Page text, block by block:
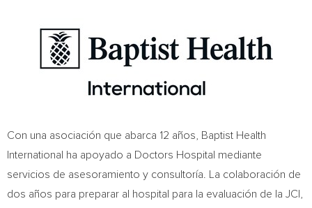
Con una asociación que abarca 12 años, Baptist Health
International ha apoyado a Doctors Hospital mediante
servicios de asesoramiento y consultoría. La colaboración de
dos años para preparar al hospital para la evaluación de la JCI,